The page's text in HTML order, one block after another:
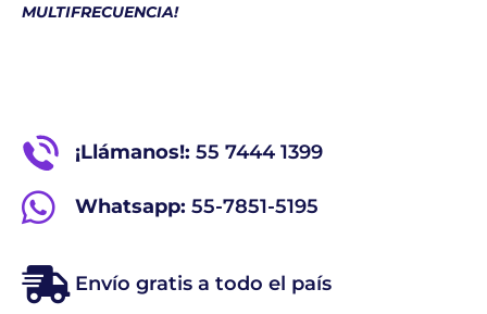
MULTIFRECUENCIA!
¡Llámanos!: 55 7444 1399
Whatsapp: 55-7851-5195
Envío gratis a todo el país